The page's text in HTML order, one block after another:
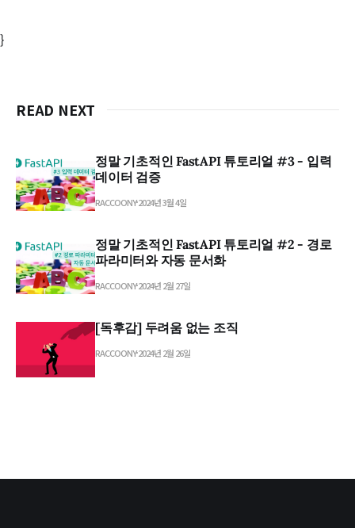
}
READ NEXT
정말 기초적인 FastAPI 튜토리얼 #3 - 입력
데이터 검증
RACCOONY2024년 3월 4일
정말 기초적인 FastAPI 튜토리얼 #2 - 경로
파라미터와 자동 문서화
RACCOONY2024년 2월 27일
[독후감] 두려움 없는 조직
RACCOONY2024년 2월 26일